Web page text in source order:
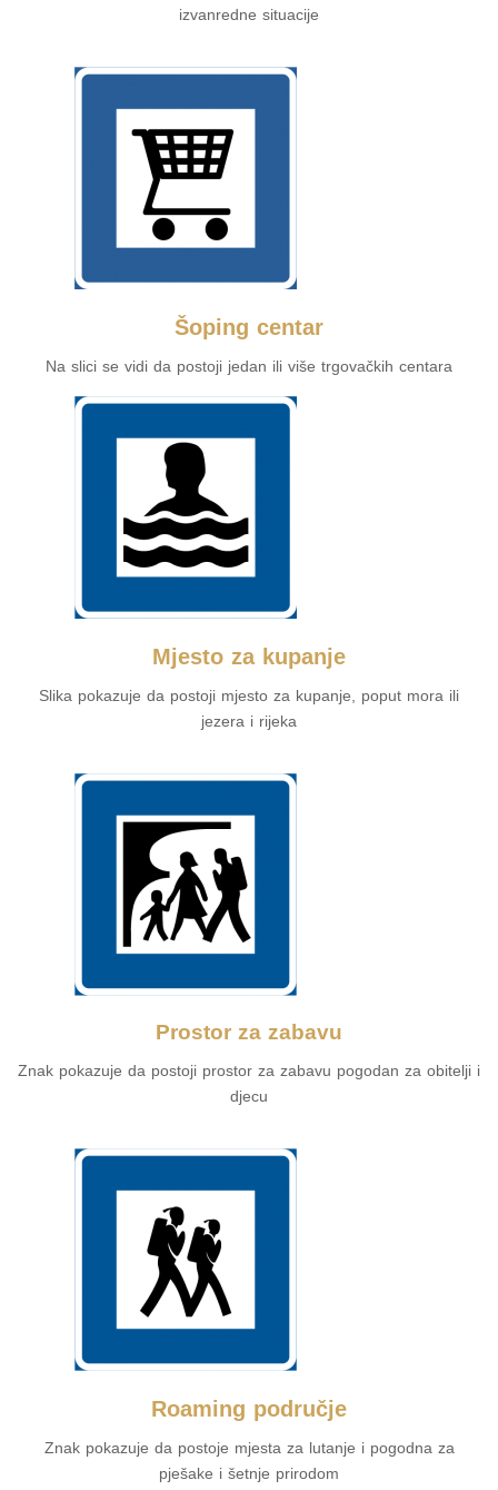
izvanredne situacije
Šoping centar
Na slici se vidi da postoji jedan ili više trgovačkih centara
Mjesto za kupanje
Slika pokazuje da postoji mjesto za kupanje, poput mora ili
jezera i rijeka
Prostor za zabavu
Znak pokazuje da postoji prostor za zabavu pogodan za obitelji i
djecu
Roaming područje
Znak pokazuje da postoje mjesta za lutanje i pogodna za
pješake i šetnje prirodom